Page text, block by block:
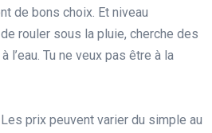
de bons choix. Et niveau
rouler sous la pluie, cherche des
Tu ne veux pas être à la
prix peuvent varier du simple au